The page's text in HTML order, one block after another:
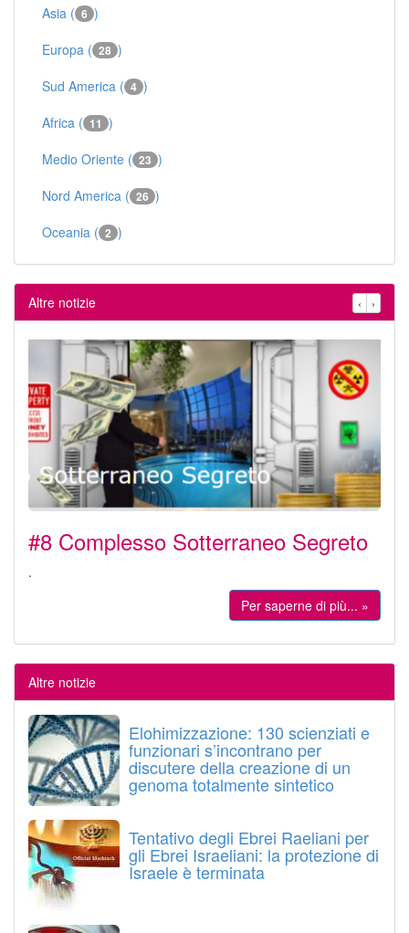
Asia ( 6 )
Europa ( 28 )
Sud America ( 4 )
Africa ( 11 )
Medio Oriente ( 23 )
Nord America ( 26 )
Oceania ( 2 )
Altre notizie ‹ ›
#8 Complesso Sotterraneo Segreto
.
Per saperne di più... »
Altre notizie
Elohimizzazione: 130 scienziati e
funzionari s’incontrano per
discutere della creazione di un
genoma totalmente sintetico
Tentativo degli Ebrei Raeliani per
gli Ebrei Israeliani: la protezione di
Israele è terminata